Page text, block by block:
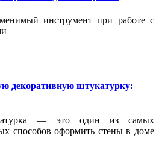
инструмент при работе с
декоративную штукатурку:
— это один из самых
способов оформить стены в доме